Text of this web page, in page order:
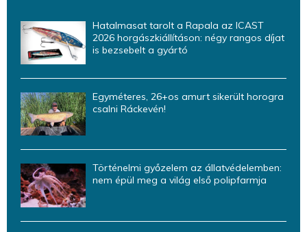
Hatalmasat tarolt a Rapala az ICAST
2026 horgászkiállításon: négy rangos díjat
is bezsebelt a gyártó
Egyméteres, 26+os amurt sikerült horogra
csalni Ráckevén!
Történelmi győzelem az állatvédelemben:
nem épül meg a világ első polipfarmja